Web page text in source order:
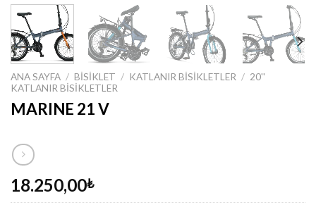
ANA SAYFA / BISIKLET / KATLANIR BISIKLETLER / 20''
KATLANIR BISIKLETLER
MARINE 21 V
18.250,00₺